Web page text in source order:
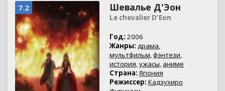
7.2 Шевалье Д'Эон
Le chevalier D'Eon
Год: 2006
Жанры: драма,
мультфильм,фэнтези,
история,ужасы, аниме
Страна: Япония
Режиссер: Кадзухиро